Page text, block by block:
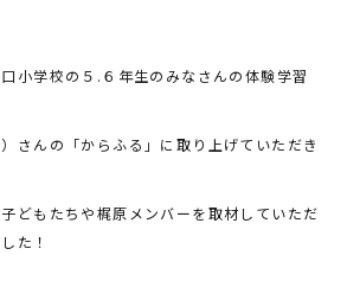
小学校の５.６年生のみなさんの体験学習
さんの「からふる」に取り上げていただき
どもたちや梶原メンバーを取材していただ
た！